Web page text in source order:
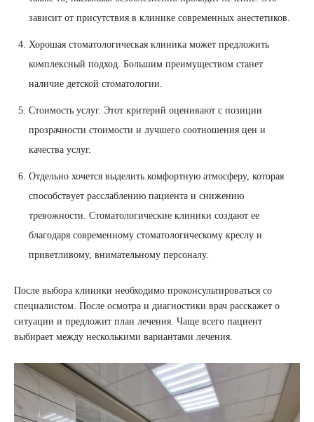
зависит от присутствия в клинике современных анестетиков.
Хорошая стоматологическая клиника может предложить
комплексный подход. Большим преимуществом станет
наличие детской стоматологии.
Стоимость услуг. Этот критерий оценивают с позиции
прозрачности стоимости и лучшего соотношения цен и
качества услуг.
Отдельно хочется выделить комфортную атмосферу, которая
способствует расслаблению пациента и снижению
тревожности. Стоматологические клиники создают ее
благодаря современному стоматологическому креслу и
приветливому, внимательному персоналу.
После выбора клиники необходимо проконсультироваться со
специалистом. После осмотра и диагностики врач расскажет о
ситуации и предложит план лечения. Чаще всего пациент
выбирает между несколькими вариантами лечения.